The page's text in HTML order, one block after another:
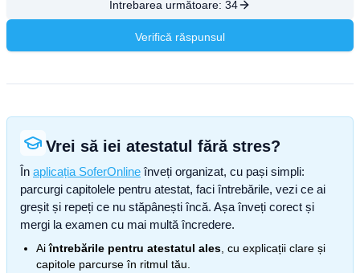
Întrebarea următoare: 34
Verifică răspunsul
Vrei să iei atestatul fără stres?
În aplicația SoferOnline înveți organizat, cu pași simpli:
parcurgi capitolele pentru atestat, faci întrebările, vezi ce ai
greșit și repeți ce nu stăpânești încă. Așa înveți corect și
mergi la examen cu mai multă încredere.
Aiîntrebările pentru atestatul ales , cu explicații clare și
capitole parcurse în ritmul tău.